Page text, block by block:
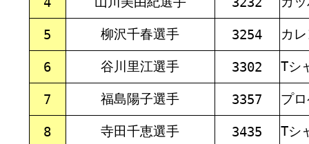
5 柳沢千春選手 3254 カ
6 谷川里江選手 3302 Tシ
7 福島陽子選手 3357 プ
8 寺田千恵選手 3435 Tシ